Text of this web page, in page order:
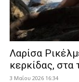
Λαρίσα
κερκίδας, στα
3 Μαΐου 2026 16:34